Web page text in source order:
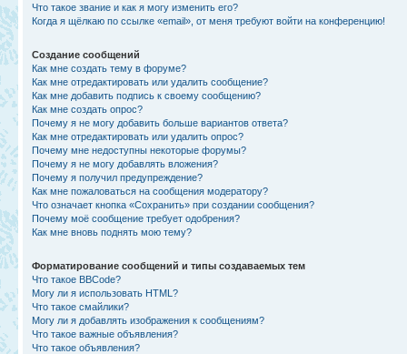
Что такое звание и как я могу изменить его?
Когда я щёлкаю по ссылке «email», от меня требуют войти на конференцию!
Создание сообщений
Как мне создать тему в форуме?
Как мне отредактировать или удалить сообщение?
Как мне добавить подпись к своему сообщению?
Как мне создать опрос?
Почему я не могу добавить больше вариантов ответа?
Как мне отредактировать или удалить опрос?
Почему мне недоступны некоторые форумы?
Почему я не могу добавлять вложения?
Почему я получил предупреждение?
Как мне пожаловаться на сообщения модератору?
Что означает кнопка «Сохранить» при создании сообщения?
Почему моё сообщение требует одобрения?
Как мне вновь поднять мою тему?
Форматирование сообщений и типы создаваемых тем
Что такое BBCode?
Могу ли я использовать HTML?
Что такое смайлики?
Могу ли я добавлять изображения к сообщениям?
Что такое важные объявления?
Что такое объявления?